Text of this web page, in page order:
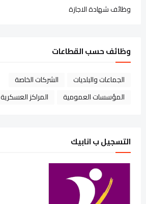
وظائف شهادة الاجازة
وظائف حسب القطاعات
الجماعات والبلديات
الشركات الخاصة
المؤسسات العمومية
المراكز العسكرية
التسجيل ب انابيك